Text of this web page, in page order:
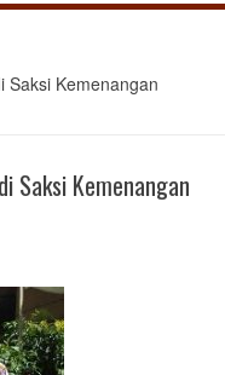
Saksi Kemenangan
Saksi Kemenangan